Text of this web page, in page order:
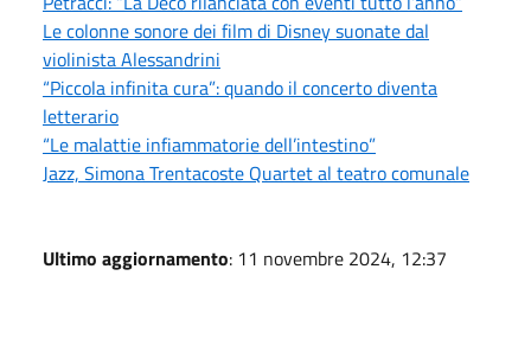
Le colonne sonore dei film di Disney suonate dal
violinista Alessandrini
“Piccola infinita cura”: quando il concerto diventa
letterario
“Le malattie infiammatorie dell’intestino”
Jazz, Simona Trentacoste Quartet al teatro comunale
Ultimo aggiornamento: 11 novembre 2024, 12:37